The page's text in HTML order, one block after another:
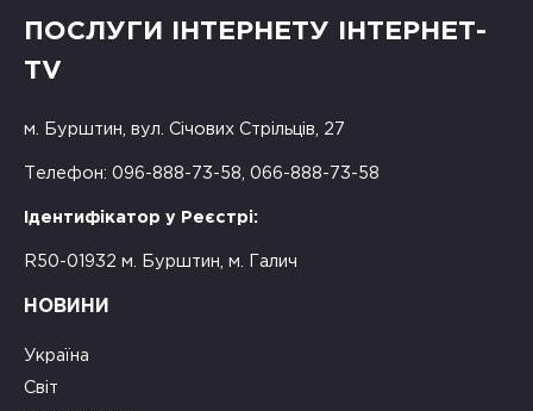
ПОСЛУГИ ІНТЕРНЕТУ ІНТЕРНЕТ-
TV
м. Бурштин, вул. Січових Стрільців, 27
Телефон: 096-888-73-58, 066-888-73-58
Ідентифікатор у Реєстрі:
R50-01932 м. Бурштин, м. Галич
НОВИНИ
Україна
Світ